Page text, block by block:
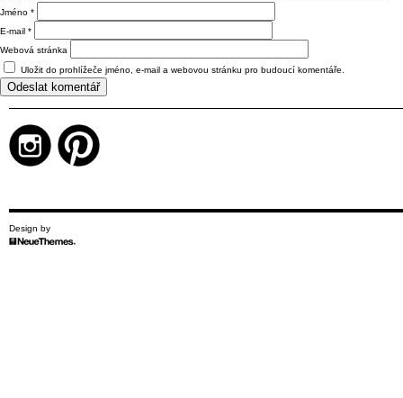
Jméno *
E-mail *
Webová stránka
Uložit do prohlížeče jméno, e-mail a webovou stránku pro budoucí komentáře.
Design by